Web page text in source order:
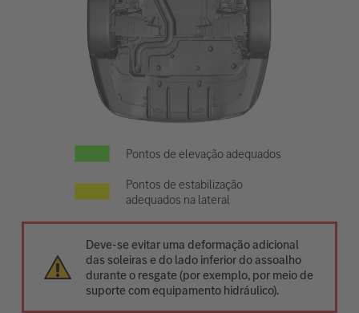
Pontos de elevação adequados
Pontos de estabilização
adequados na lateral
Deve-se evitar uma deformação adicional
das soleiras e do lado inferior do assoalho
durante o resgate (por exemplo, por meio de
suporte com equipamento hidráulico).